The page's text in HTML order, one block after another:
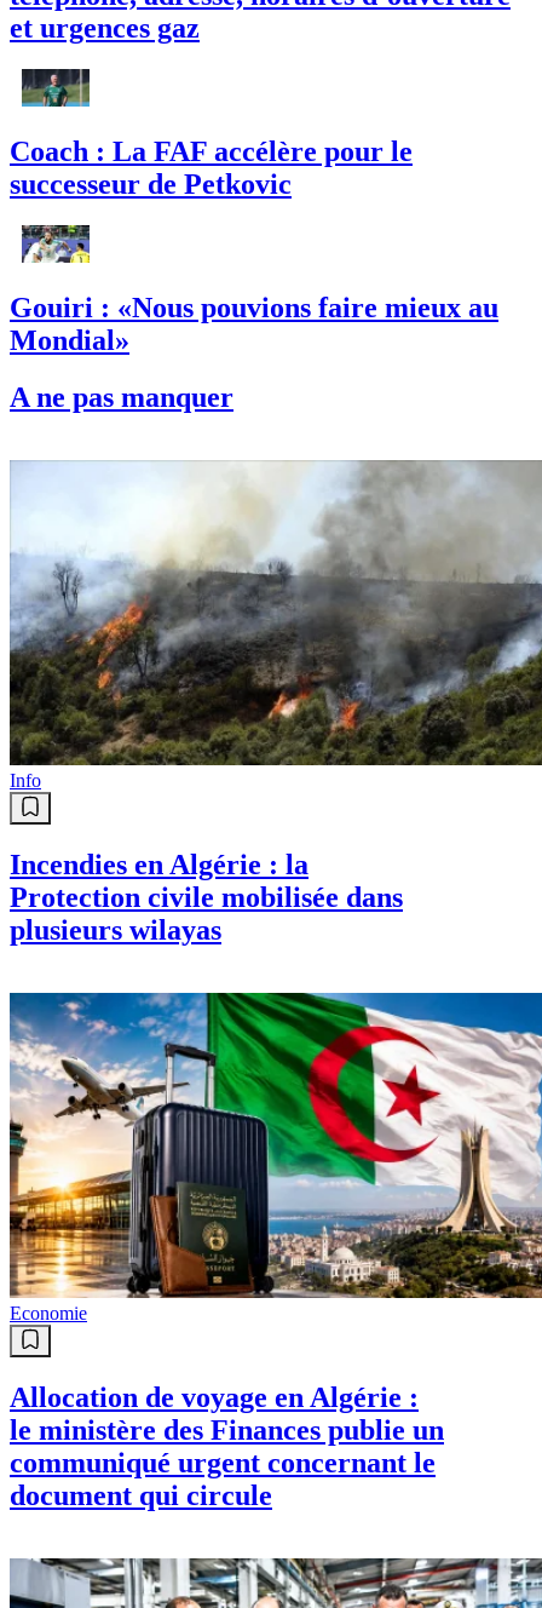
et urgences gaz
Coach : La FAF accélère pour le
successeur de Petkovic
Gouiri : «Nous pouvions faire mieux au
Mondial»
A ne pas manquer
Info
Incendies en Algérie : la
Protection civile mobilisée dans
plusieurs wilayas
Economie
Allocation de voyage en Algérie :
le ministère des Finances publie un
communiqué urgent concernant le
document qui circule